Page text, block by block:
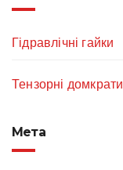
Гідравлічні гайки
Тензорні домкрати
Мета